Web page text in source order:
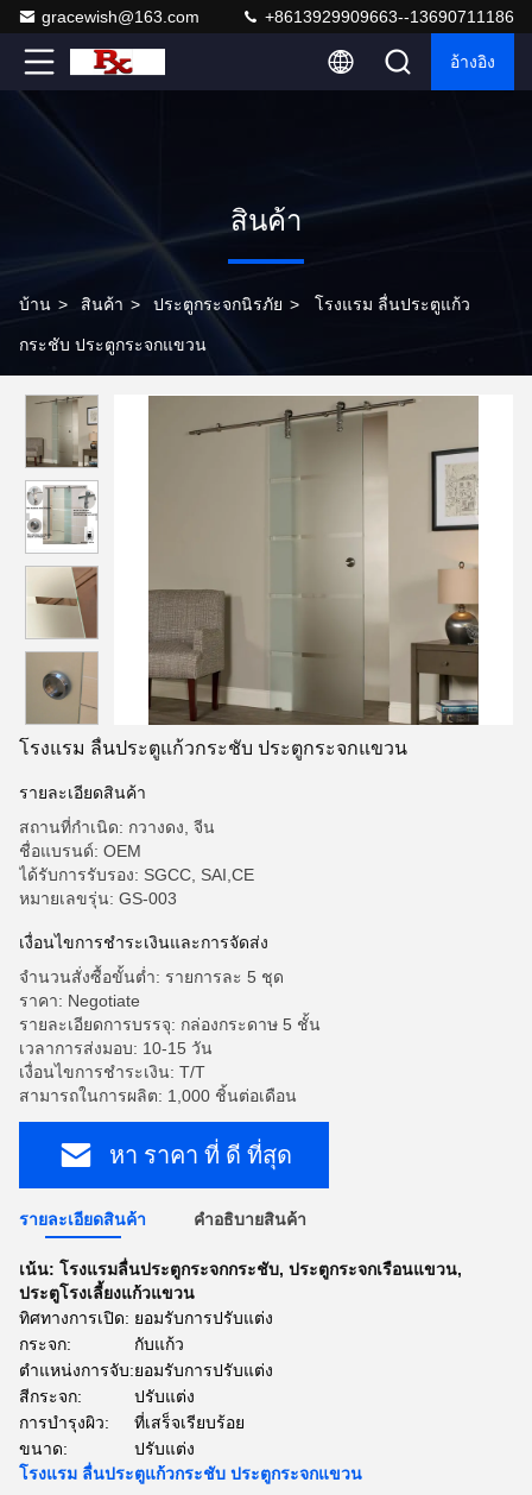
gracewish@163.com +8613929909663--13690711186
อ้างอิง
สินค้า
บ้าน > สินค้า > ประตูกระจกนิรภัย > โรงแรม ลื่นประตูแก้ว
กระชับ ประตูกระจกแขวน
โรงแรม ลื่นประตูแก้วกระชับ ประตูกระจกแขวน
รายละเอียดสินค้า
สถานที่กำเนิด: กวางดง, จีน
ชื่อแบรนด์: OEM
ได้รับการรับรอง: SGCC, SAI,CE
หมายเลขรุ่น: GS-003
เงื่อนไขการชําระเงินและการจัดส่ง
จำนวนสั่งซื้อขั้นต่ำ: รายการละ 5 ชุด
ราคา: Negotiate
รายละเอียดการบรรจุ: กล่องกระดาษ 5 ชั้น
เวลาการส่งมอบ: 10-15 วัน
เงื่อนไขการชำระเงิน: T/T
สามารถในการผลิต: 1,000 ชิ้นต่อเดือน
หา ราคา ที่ ดี ที่สุด
รายละเอียดสินค้า คําอธิบายสินค้า
เน้น: โรงแรมลื่นประตูกระจกกระชับ, ประตูกระจกเรือนแขวน,
ประตูโรงเลี้ยงแก้วแขวน
ทิศทางการเปิด: ยอมรับการปรับแต่ง
กระจก:
กับแก้ว
ตำแหน่งการจับ:ยอมรับการปรับแต่ง
สีกระจก:
ปรับแต่ง
การบํารุงผิว:
ที่เสร็จเรียบร้อย
ขนาด:
ปรับแต่ง
โรงแรม ลื่นประตูแก้วกระชับ ประตูกระจกแขวน